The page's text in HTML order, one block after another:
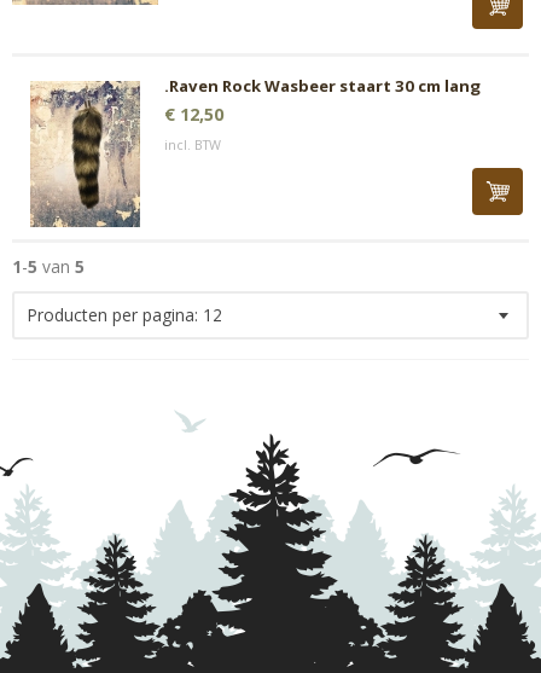
.Raven Rock Wasbeer staart 30 cm lang
€ 12,50
incl. BTW
1-5 van 5
Producten per pagina: 12